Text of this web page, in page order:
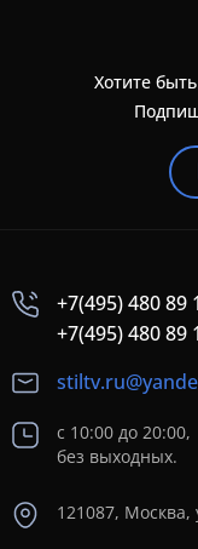
Хотите
+7(495) 480 89
+7(495) 480 89
с 10:00 до 20:00,
без выходных.
121087, Москва,